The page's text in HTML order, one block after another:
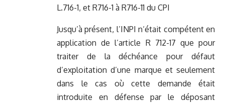
L.716-1, et R716-1 à R716-11 du CPI
Jusqu’à présent, l’INPI n‘était compétent en
application de l’article R 712-17 que pour
traiter de la déchéance pour défaut
d’exploitation d’une marque et seulement
dans le cas où cette demande était
introduite en défense par le déposant